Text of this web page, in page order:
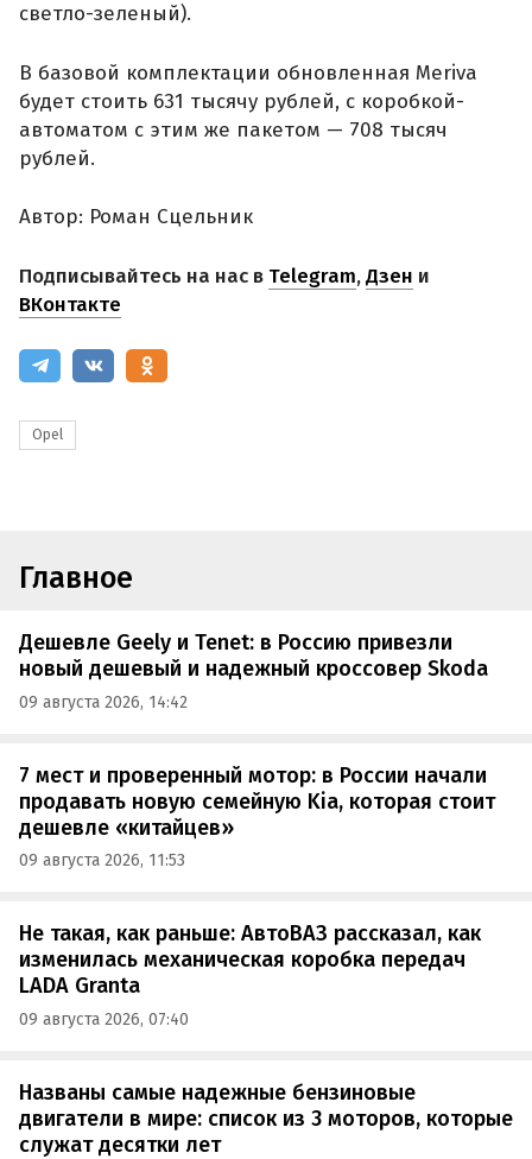
светло-зеленый).
В базовой комплектации обновленная Meriva
будет стоить 631 тысячу рублей, с коробкой-
автоматом с этим же пакетом — 708 тысяч
рублей.
Автор: Роман Сцельник
Подписывайтесь на нас в Telegram,Дзен и
ВКонтакте
Opel
Главное
Дешевле Geely и Tenet: в Россию привезли
новый дешевый и надежный кроссовер Skoda
09 августа 2026, 14:42
7 мест и проверенный мотор: в России начали
продавать новую семейную Kia, которая стоит
дешевле «китайцев»
09 августа 2026, 11:53
Не такая, как раньше: АвтоВАЗ рассказал, как
изменилась механическая коробка передач
LADA Granta
09 августа 2026, 07:40
Названы самые надежные бензиновые
двигатели в мире: список из 3 моторов, которые
служат десятки лет